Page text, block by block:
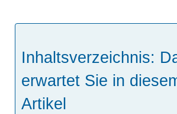
Inhaltsverzeichnis:
erwartet Sie in
Artikel